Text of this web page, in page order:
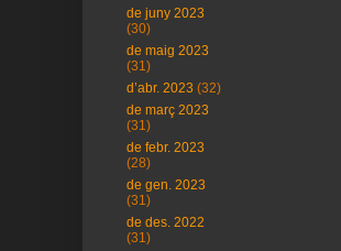
de juny 2023
(30)
de maig 2023
(31)
d’abr. 2023 (32)
de març 2023
(31)
de febr. 2023
(28)
de gen. 2023
(31)
de des. 2022
(31)